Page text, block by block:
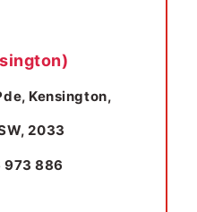
Kensington,
2033
973 886